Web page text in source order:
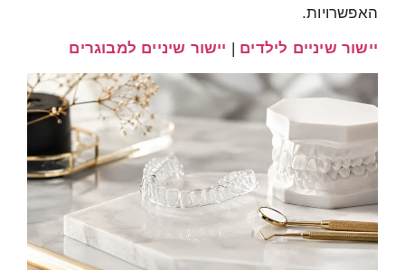
האפשרויות.
יישור שיניים לילדים יישור שיניים למבוגרים